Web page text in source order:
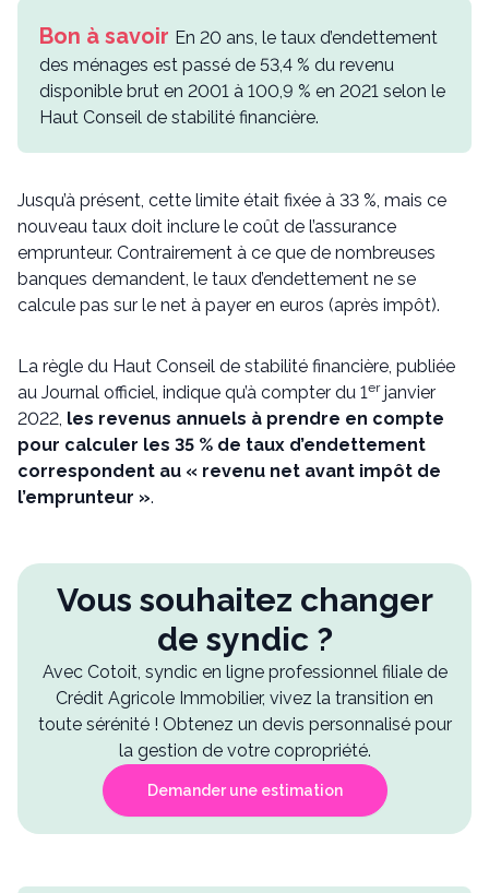
En 20 ans, le taux d’endettement
des ménages est passé de 53,4 % du revenu
disponible brut en 2001 à 100,9 % en 2021 selon le
Haut Conseil de stabilité financière.
Jusqu’à présent, cette limite était fixée à 33 %, mais ce
nouveau taux doit inclure le coût de l’assurance
emprunteur. Contrairement à ce que de nombreuses
banques demandent, le taux d’endettement ne se
calcule pas sur le net à payer en euros (après impôt).
La règle du Haut Conseil de stabilité financière, publiée
au Journal officiel, indique qu’à compter du 1erjanvier
2022, les revenus annuels à prendre en compte
pour calculer les 35 % de taux d’endettement
correspondent au « revenu net avant impôt de
l’emprunteur ».
Vous souhaitez changer
de syndic ?
Avec Cotoit, syndic en ligne professionnel filiale de
Crédit Agricole Immobilier, vivez la transition en
toute sérénité ! Obtenez un devis personnalisé pour
la gestion de votre copropriété.
Demander une estimation